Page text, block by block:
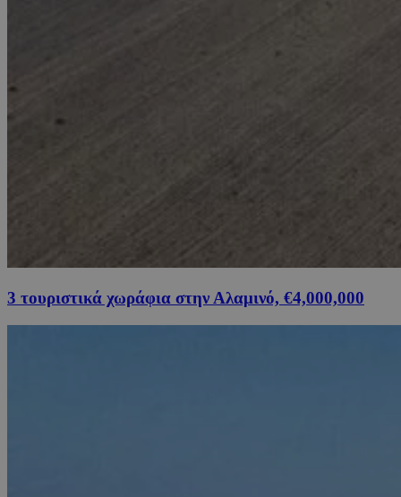
3 τουριστικά χωράφια στην Αλαμινό, €4,000,000